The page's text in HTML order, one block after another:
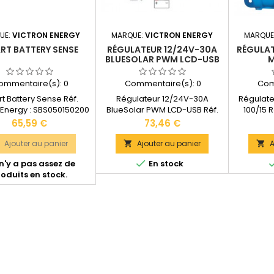
VICTRON ENERGY
BATTERY SENSE
0
Battery Sense Réf.
: SBS050150200
: 5 ans Distance de
: jusqu'à 10 mètres
de câbles : 45 cm
: 38 x 38 x 14 mm
avec l'application
Connect.
technique
Prix
65,59 €
Ajouter au panier
a pas assez de
en stock.
MARQUE: VICTRON ENERGY
RÉGULATEUR 12/24V-30A
BLUESOLAR PWM LCD-USB
Commentaire(s): 0
Régulateur 12/24V-30A
BlueSolar PWM LCD-USB Réf.
Victron Energy : SCC010005050
Garantie : 5 ans Courant de
charge nominale: 30A
Détection automatique de la
tension : 12V ou 24VAccepte
en 12V jusqu'à 840W de
Prix
73,46 €
 Ajouter au panier
 En stock
100/15
en
en
